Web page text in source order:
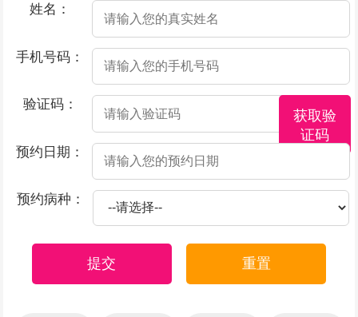
姓名：
手机号码：
验证码：
获取验
证码
预约日期：
预约病种：
提交 重置